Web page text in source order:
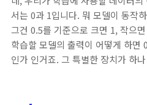
서는 0과 1입니다. 뭐 모델이 동작
그건 0.5를 기준으로 크면 1, 작으
학습할 모델의 출력이 어떻게 하면
인가 인거죠. 그 특별한 장치가 하